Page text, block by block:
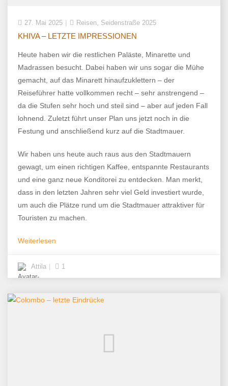
27. Mai 2025 Reisen Seidenstraße 2025
KHIVA – LETZTE IMPRESSIONEN
Heute haben wir die restlichen Paläste, Minarette und
Madrassen besucht. Dabei haben wir uns sogar die Mühe
gemacht, auf das Minarett hinaufzuklettern – der
Reiseführer hatte vollkommen recht – sehr anstrengend –
da die Stufen sehr hoch und steil sind – aber auf jeden Fall
lohnend. Zuletzt führt unser Plan uns jetzt noch in die
Festung und anschließend kurz auf die Stadtmauer.
Wir haben uns heute auch raus aus den Stadtmauern
gewagt, um einen richtigen Kaffee, entspannte Restaurants
und eine ganz neue Konditorei zu entdecken. Man merkt,
dass in den letzten Jahren sehr viel Geld investiert wurde,
um auch die Plätze rund um die Stadtmauer attraktiver für
Touristen zu machen.
Weiterlesen
Attila 1